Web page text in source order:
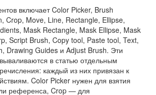
включает Color Picker, Brush
Crop, Move, Line, Rectangle, Ellipse,
Mask Rectangle, Mask Ellipse, Mask
Script Brush, Copy tool, Paste tool, Text,
Drawing Guides и Adjust Brush. Эти
в статью отдельным
каждый из них привязан к
Color Picker нужен для взятия
референса, Crop — для